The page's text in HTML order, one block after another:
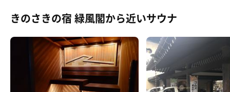
蟹1.5杯＆但馬牛付き会席プラン
あぁ幸せ😋
きのさきの宿 緑風閣から近いサウナ